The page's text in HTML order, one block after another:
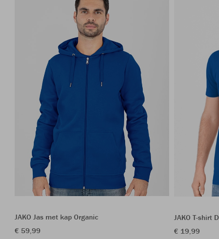
JAKO Jas met kap Organic
€ 59,99
JAKO T-shirt
€ 19,99